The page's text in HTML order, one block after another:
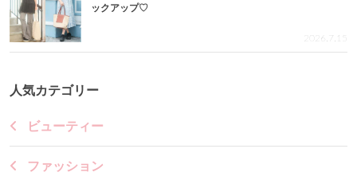
ックアップ♡
2026.7.15
人気カテゴリー
ビューティー
ファッション